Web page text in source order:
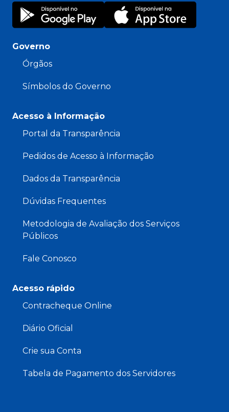
Governo
Órgãos
Símbolos do Governo
Acesso à Informação
Portal da Transparência
Pedidos de Acesso à Informação
Dados da Transparência
Dúvidas Frequentes
Metodologia de Avaliação dos Serviços
Públicos
Fale Conosco
Acesso rápido
Contracheque Online
Diário Oficial
Crie sua Conta
Tabela de Pagamento dos Servidores